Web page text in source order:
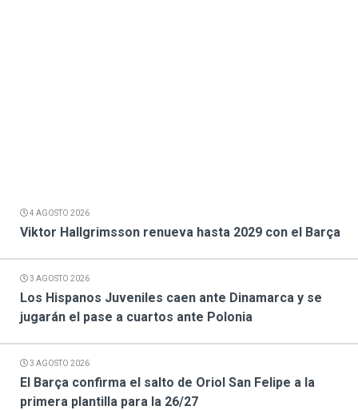
4 AGOSTO 2026
Viktor Hallgrimsson renueva hasta 2029 con el Barça
3 AGOSTO 2026
Los Hispanos Juveniles caen ante Dinamarca y se
jugarán el pase a cuartos ante Polonia
3 AGOSTO 2026
El Barça confirma el salto de Oriol San Felipe a la
primera plantilla para la 26/27